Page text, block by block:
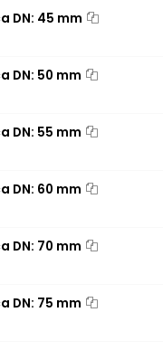
DN: 45 mm
DN: 50 mm
DN: 55 mm
DN: 60 mm
DN: 70 mm
DN: 75 mm